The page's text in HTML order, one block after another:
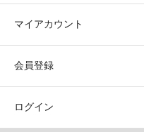
マイアカウント
会員登録
ログイン